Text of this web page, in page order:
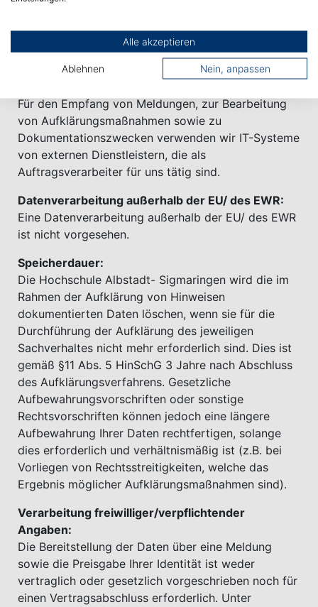
entsprechenden Daten gesetzlich verpflichtet ist
(z.B. im Rahmen von strafrechtlichen
Ermittlungsverfahren als Folge von
Für den Empfang von Meldungen, zur Bearbeitung
von Aufklärungsmaßnahmen sowie zu
Dokumentationszwecken verwenden wir IT-Systeme
von externen Dienstleistern, die als
Auftragsverarbeiter für uns tätig sind.
Datenverarbeitung außerhalb der EU/ des EWR:
Eine Datenverarbeitung außerhalb der EU/ des EWR
ist nicht vorgesehen.
Speicherdauer:
Die Hochschule Albstadt- Sigmaringen wird die im
Rahmen der Aufklärung von Hinweisen
dokumentierten Daten löschen, wenn sie für die
Durchführung der Aufklärung des jeweiligen
Sachverhaltes nicht mehr erforderlich sind. Dies ist
gemäß §11 Abs. 5 HinSchG 3 Jahre nach Abschluss
des Aufklärungsverfahrens. Gesetzliche
Aufbewahrungsvorschriften oder sonstige
Rechtsvorschriften können jedoch eine längere
Aufbewahrung Ihrer Daten rechtfertigen, solange
dies erforderlich und verhältnismäßig ist (z.B. bei
Vorliegen von Rechtsstreitigkeiten, welche das
Ergebnis möglicher Aufklärungsmaßnahmen sind).
Verarbeitung freiwilliger/verpflichtender
Angaben:
Die Bereitstellung der Daten über eine Meldung
sowie die Preisgabe Ihrer Identität ist weder
vertraglich oder gesetzlich vorgeschrieben noch für
einen Vertragsabschluss erforderlich. Unter
Alle akzeptieren
Ablehnen Nein, anpassen